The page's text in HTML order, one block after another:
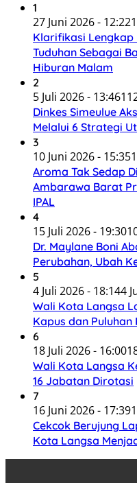
1
27 Juni 2026 - 12:22
Klarifikasi Lengkap
Tuduhan Sebagai
Hiburan Malam
2
5 Juli 2026 - 13:46
Dinkes Simeulue
Melalui 6 Strategi
3
10 Juni 2026 - 15:35
Aroma Tak Sedap
Ambarawa Barat
IPAL
4
15 Juli 2026 - 19:30
Dr. Maylane Boni
Perubahan, Ubah
5
4 Juli 2026 - 18:144
Wali Kota Langsa
Kapus dan
6
18 Juli 2026 - 16:00
Wali Kota Langsa
16 Jabatan Dirotasi
7
16 Juni 2026 - 17:39
Cekcok Berujung
Kota Langsa